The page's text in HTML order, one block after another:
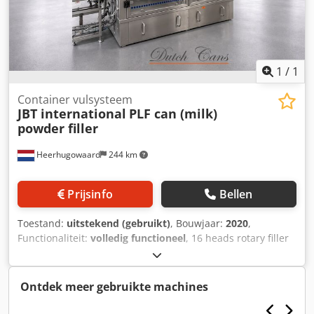
1 / 1
Heerhugowaard 244 km
Container vulsysteem
JBT international PLF can (milk)
powder filler
Prijsinfo Bellen
Toestand: uitstekend (gebruikt), Bouwjaar: 2020,
Functionaliteit: volledig functioneel, 16 heads rotary filler
Cedpfszlhy Hex Al Ssha with 2 checkweighers year: 2020
Ontdek meer gebruikte machines